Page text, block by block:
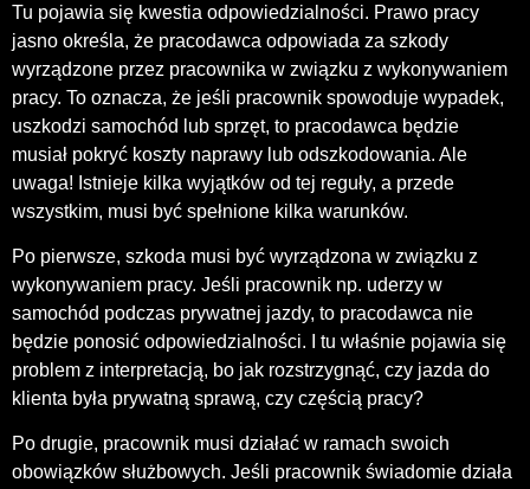
Tu pojawia się kwestia odpowiedzialności. Prawo pracy
jasno określa, że pracodawca odpowiada za szkody
wyrządzone przez pracownika w związku z wykonywaniem
pracy. To oznacza, że jeśli pracownik spowoduje wypadek,
uszkodzi samochód lub sprzęt, to pracodawca będzie
musiał pokryć koszty naprawy lub odszkodowania. Ale
uwaga! Istnieje kilka wyjątków od tej reguły, a przede
wszystkim, musi być spełnione kilka warunków.
Po pierwsze, szkoda musi być wyrządzona w związku z
wykonywaniem pracy. Jeśli pracownik np. uderzy w
samochód podczas prywatnej jazdy, to pracodawca nie
będzie ponosić odpowiedzialności. I tu właśnie pojawia się
problem z interpretacją, bo jak rozstrzygnąć, czy jazda do
klienta była prywatną sprawą, czy częścią pracy?
Po drugie, pracownik musi działać w ramach swoich
obowiązków służbowych. Jeśli pracownik świadomie działa